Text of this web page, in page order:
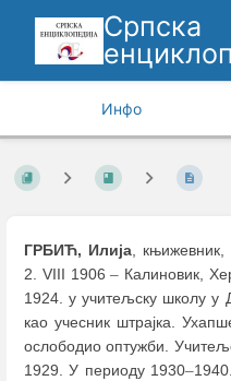
Српска
Инфо
ГРБИЋ, Илија, књижевник,
2. VIII 1906– Калиновик,
1924. у учитељску школу у
као учесник штрајка.
ослободио оптужби.
1929. У периоду 1930–